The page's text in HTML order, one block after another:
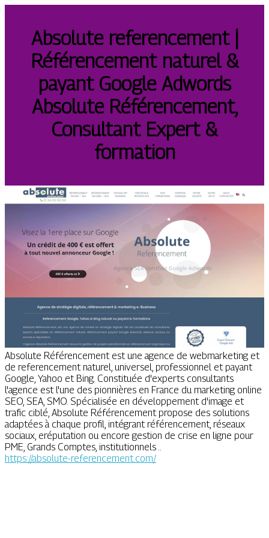
Absolute referen­ce­ment |
Référen­ce­ment naturel &
payant Google Adwords
Absolute Référen­ce­ment,
Consultant Expert &
formation
Absolute Référencement est une agence de webmarketing et
de referencement naturel, universel, professionnel et payant
Google, Yahoo et Bing. Constituée d'experts consultants
l'agence est l'une des pionnières en France du marketing online
SEO, SEA, SMO. Spécialisée en développement d'image et
trafic ciblé, Absolute Référencement propose des solutions
adaptées à chaque profil, intégrant référencement, réseaux
sociaux, eréputation ou encore gestion de crise en ligne pour
PME, Grands Comptes, institutionnels ..
https://absolute-referencement.com/